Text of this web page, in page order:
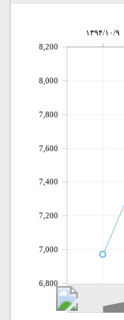
۱۳۹۴/۱۰/۹
6,800
7,000
7,200
7,400
7,600
7,800
8,000
8,200